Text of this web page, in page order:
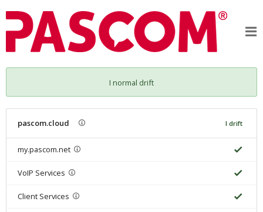
I normal drift
pascom.cloud I drift
my.pascom.net
VoIP Services
Client Services